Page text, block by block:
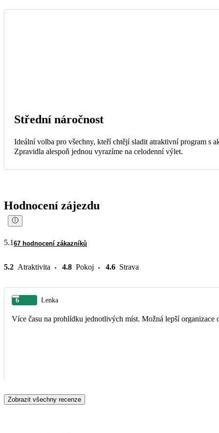
Střední náročnost
Ideální volba pro všechny, kteří chtějí sladit atraktivní program s
Zpravidla alespoň jednou vyrazíme na celodenní výlet.
Hodnocení zájezdu
5.1 67 hodnocení zákazníků
5.2 Atraktivita 4.8 Pokoj 4.6 Strava
6 Lenka
Více času na prohlídku jednotlivých míst. Možná lepší organizace
Zobrazit všechny recenze